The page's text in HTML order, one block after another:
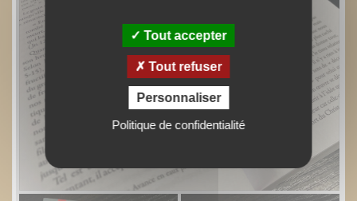
Tout accepter
Tout refuser
Personnaliser
Politique de confidentialité